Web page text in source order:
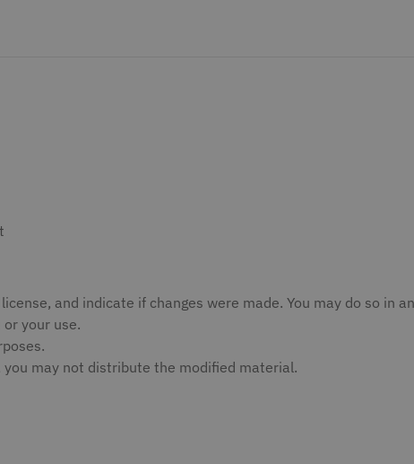
and indicate if changes were made. You may do so in
your use.
may not distribute the modified material.